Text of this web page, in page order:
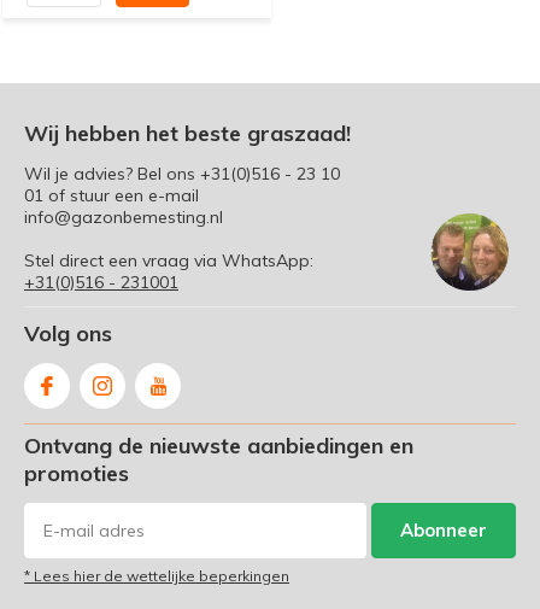
Wij hebben het beste graszaad!
Wil je advies? Bel ons +31(0)516 - 23 10
01 of stuur een e-mail
info@gazonbemesting.nl
Stel direct een vraag via WhatsApp:
+31(0)516 - 231001
Volg ons
Ontvang de nieuwste aanbiedingen en
promoties
Abonneer
* Lees hier de wettelijke beperkingen